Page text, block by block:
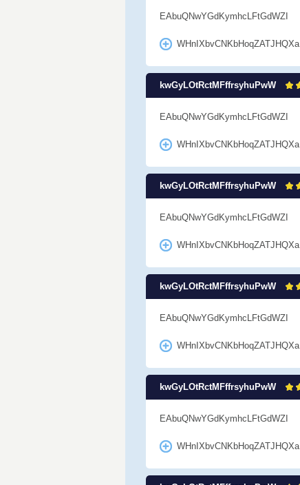
EAbuQNwYGdKymhcLFtGdWZI
WHnIXbvCNKbHoqZATJHQXa
kwGyLOtRctMFffrsyhuPwW
EAbuQNwYGdKymhcLFtGdWZI
WHnIXbvCNKbHoqZATJHQXa
kwGyLOtRctMFffrsyhuPwW
EAbuQNwYGdKymhcLFtGdWZI
WHnIXbvCNKbHoqZATJHQXa
kwGyLOtRctMFffrsyhuPwW
EAbuQNwYGdKymhcLFtGdWZI
WHnIXbvCNKbHoqZATJHQXa
kwGyLOtRctMFffrsyhuPwW
EAbuQNwYGdKymhcLFtGdWZI
WHnIXbvCNKbHoqZATJHQXa